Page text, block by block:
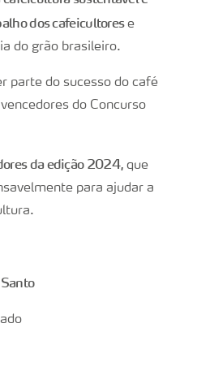
dos cafeicultorese
do grão brasileiro.
parte do sucesso do café
do Concurso
da edição 2024, que
para ajudar a